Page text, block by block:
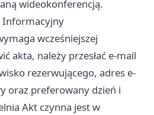
wideokonferencją.
Informacyjny
wcześniejszej
akta, należy przesłać e-mail
rezerwującego, adres e-
oraz preferowany dzień i
Akt czynna jest w